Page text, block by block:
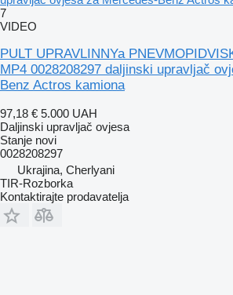
7
VIDEO
PULT UPRAVLINNYa
MP4 0028208297 daljinski upravljač
Benz Actros kamiona
97,18 € 5.000 UAH
Daljinski upravljač ovjesa
Stanje novi
0028208297
Ukrajina, Cherlyani
TIR-Rozborka
Kontaktirajte prodavatelja